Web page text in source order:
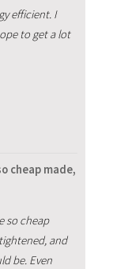
efficient. I
to get a lot
cheap made,
so cheap
and
be. Even